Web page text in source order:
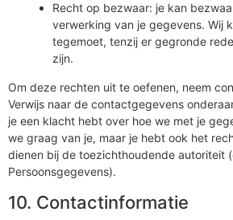
Recht op bezwaar: je kan
verwerking van je gegevens. Wij
tegemoet, tenzij er gegronde
zijn.
Om deze rechten uit te oefenen, neem
Verwijs naar de contactgegevens
je een klacht hebt over hoe we met je
we graag van je, maar je hebt ook het
dienen bij de toezichthoudende autoriteit
Persoonsgegevens).
10. Contactinformatie